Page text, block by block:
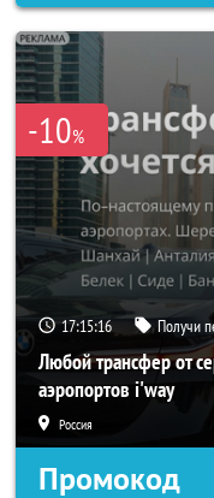
-10%
17:15:14 Получи
Любой трансфер от
аэропортов i'way
Россия
Промокод